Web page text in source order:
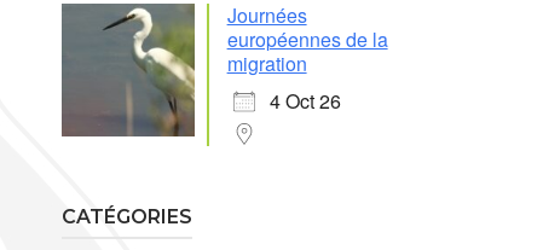
Journées
européennes de la
migration
4 Oct 26
CATÉGORIES